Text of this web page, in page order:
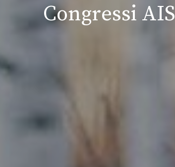
Congressi AIS